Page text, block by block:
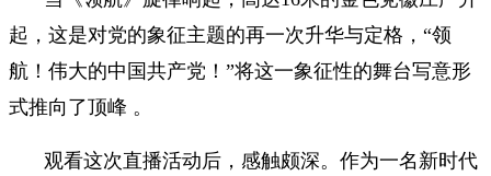
起，这是对党的象征主题的再一次升华与定格，“领
航！伟大的中国共产党！”将这一象征性的舞台写意形
式推向了顶峰 。
观看这次直播活动后，感触颇深。作为一名新时代